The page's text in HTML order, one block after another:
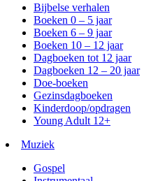
Bijbelse verhalen
Boeken 0 – 5 jaar
Boeken 6 – 9 jaar
Boeken 10 – 12 jaar
Dagboeken tot 12 jaar
Dagboeken 12 – 20 jaar
Doe-boeken
Gezinsdagboeken
Kinderdoop/opdragen
Young Adult 12+
Muziek
Gospel